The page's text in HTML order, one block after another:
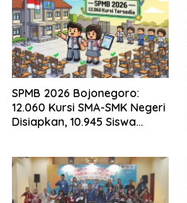
SPMB 2026 Bojonegoro:
12.060 Kursi SMA-SMK Negeri
Disiapkan, 10.945 Siswa